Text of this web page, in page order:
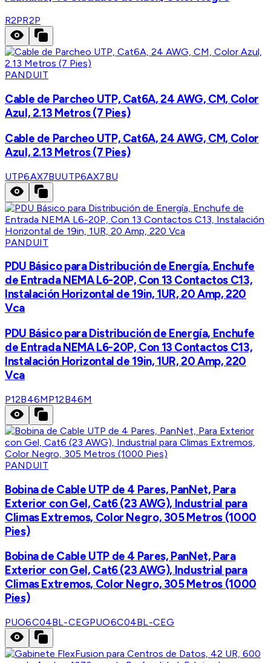
R2PR2P
PANDUIT
Cable de Parcheo UTP, Cat6A, 24 AWG, CM, Color
Azul, 2.13 Metros (7 Pies)
Cable de Parcheo UTP, Cat6A, 24 AWG, CM, Color
Azul, 2.13 Metros (7 Pies)
UTP6AX7BUUTP6AX7BU
PANDUIT
PDU Básico para Distribución de Energía, Enchufe
de Entrada NEMA L6-20P, Con 13 Contactos C13,
Instalación Horizontal de 19in, 1UR, 20 Amp, 220
Vca
PDU Básico para Distribución de Energía, Enchufe
de Entrada NEMA L6-20P, Con 13 Contactos C13,
Instalación Horizontal de 19in, 1UR, 20 Amp, 220
Vca
P12B46MP12B46M
PANDUIT
Bobina de Cable UTP de 4 Pares, PanNet, Para
Exterior con Gel, Cat6 (23 AWG), Industrial para
Climas Extremos, Color Negro, 305 Metros (1000
Pies)
Bobina de Cable UTP de 4 Pares, PanNet, Para
Exterior con Gel, Cat6 (23 AWG), Industrial para
Climas Extremos, Color Negro, 305 Metros (1000
Pies)
PUO6C04BL-CEGPUO6C04BL-CEG